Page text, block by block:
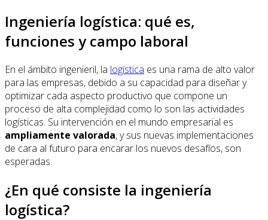
Ingeniería logística: qué es,
funciones y campo laboral
En el ámbito ingenieril, la logística es una rama de alto valor
para las empresas, debido a su capacidad para diseñar y
optimizar cada aspecto productivo que compone un
proceso de alta complejidad como lo son las actividades
logísticas. Su intervención en el mundo empresarial es
ampliamente valorada, y sus nuevas implementaciones
de cara al futuro para encarar los nuevos desafíos, son
esperadas.
¿En qué consiste la ingeniería
logística?